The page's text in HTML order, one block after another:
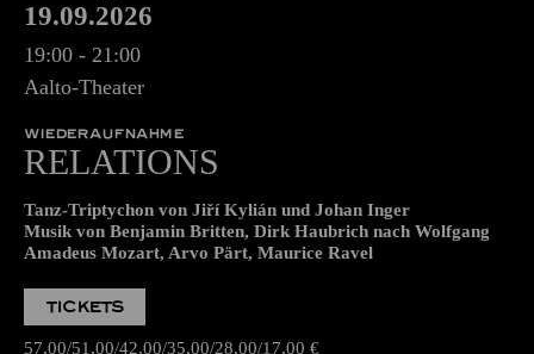
19.09.2026
19:00 - 21:00
Aalto-Theater
WIEDERAUFNAHME
RELATIONS
Tanz-Triptychon von Jiří Kylián und Johan Inger
Musik von Benjamin Britten, Dirk Haubrich nach Wolfgang
Amadeus Mozart, Arvo Pärt, Maurice Ravel
TICKETS
57,00 51,00 42,00 35,00 28,00 17,00 €